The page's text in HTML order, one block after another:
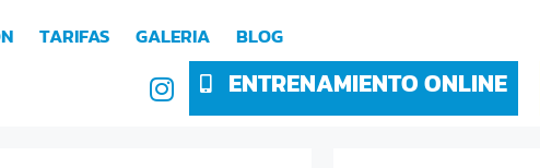
TARIFAS GALERIA BLOG
ENTRENAMIENTO ONLINE